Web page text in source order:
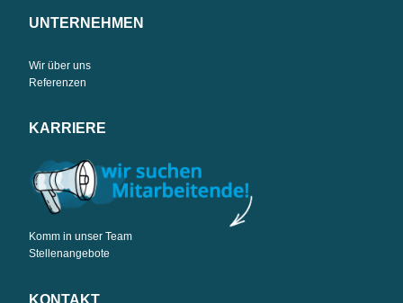
UNTERNEHMEN
Wir über uns
Referenzen
KARRIERE
Komm in unser Team
Stellenangebote